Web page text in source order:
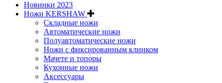
Новинки 2023
Ножи KERSHAW
Складные ножи
Автоматические ножи
Полуавтоматические ножи
Ножи с фиксированным клинком
Мачете и топоры
Кухонные ножи
Аксессуары